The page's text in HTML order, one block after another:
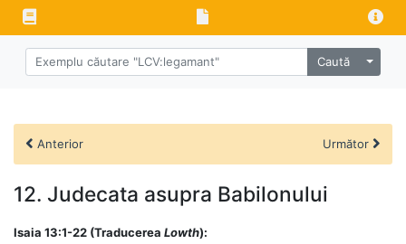
Caută
Anterior Următor
12. Judecata asupra Babilonului
Isaia 13:1-22 (Traducerea Lowth):